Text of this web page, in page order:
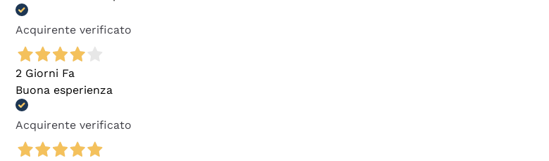
Acquirente verificato
2 Giorni Fa
Buona esperienza
Acquirente verificato